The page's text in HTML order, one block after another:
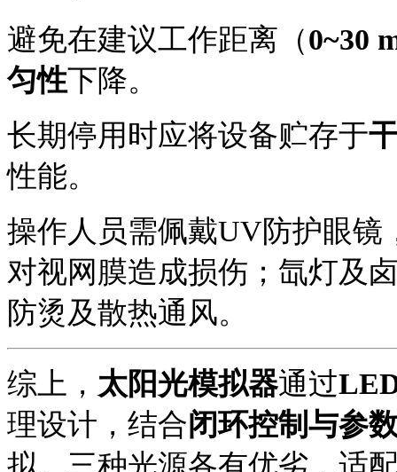
避免在建议工作距离（0~30
匀性下降。
长期停用时应将设备贮存于
性能。
操作人员需佩戴UV防护眼镜
对视网膜造成损伤；氙灯及
防烫及散热通风。
综上， 太阳光模拟器通过
理设计，结合闭环控制与参
拟。三种光源各有优劣，适